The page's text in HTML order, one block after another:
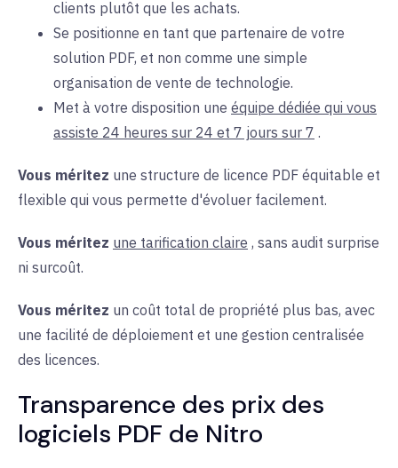
clients plutôt que les achats.
Se positionne en tant que partenaire de votre
solution PDF, et non comme une simple
organisation de vente de technologie.
Met à votre disposition une équipe dédiée qui vous
assiste 24 heures sur 24 et 7 jours sur 7 .
Vous méritez une structure de licence PDF équitable et
flexible qui vous permette d'évoluer facilement.
Vous méritez une tarification claire , sans audit surprise
ni surcoût.
Vous méritez un coût total de propriété plus bas, avec
une facilité de déploiement et une gestion centralisée
des licences.
Transparence des prix des
logiciels PDF de Nitro